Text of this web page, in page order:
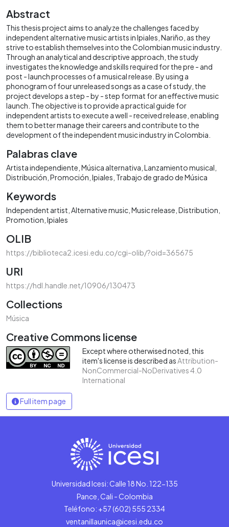
Abstract
This thesis project aims to analyze the challenges faced by
independent alternative music artists in Ipiales, Nariño, as they
strive to establish themselves into the Colombian music industry.
Through an analytical and descriptive approach, the study
investigates the knowledge and skills required for the pre - and
post - launch processes of a musical release. By using a
phonogram of four unreleased songs as a case of study, the
project develops a step - by - step format for an effective music
launch. The objective is to provide a practical guide for
independent artists to execute a well - received release, enabling
them to better manage their careers and contribute to the
development of the independent music industry in Colombia.
Palabras clave
Artista independiente Música alternativa Lanzamiento musical
Distribución Promoción Ipiales Trabajo de grado de Música
Keywords
Independent artist Alternative music Music release Distribution
Promotion Ipiales
OLIB
https://biblioteca2.icesi.edu.co/cgi-olib/?oid=365675
URI
https://hdl.handle.net/10906/130473
Collections
Música
Creative Commons license
Except where otherwised noted, this
item's license is described asAttribution-
NonCommercial-NoDerivatives 4.0
International
Full item page
Universidad Icesi: Calle 18 No. 122-135
Pance, Cali - Colombia
Teléfono: +57 (602) 555 2334
ventanillaunica@icesi.edu.co